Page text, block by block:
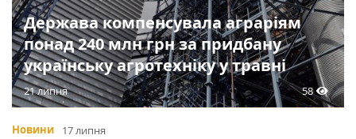
21 липня 58
Держава компенсувала аграріям
понад 240 млн грн за придбану
українську агротехніку у травні
Новини 17 липня